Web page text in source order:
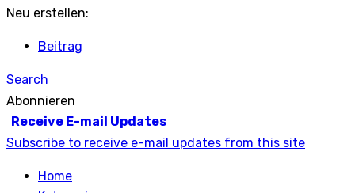
Neu erstellen:
Beitrag
Search
Abonnieren
Receive E-mail Updates
Subscribe to receive e-mail updates from this site
Home